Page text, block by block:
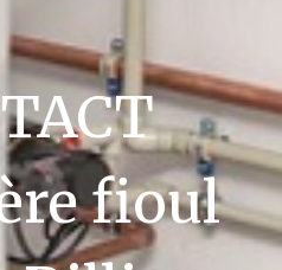
fioul